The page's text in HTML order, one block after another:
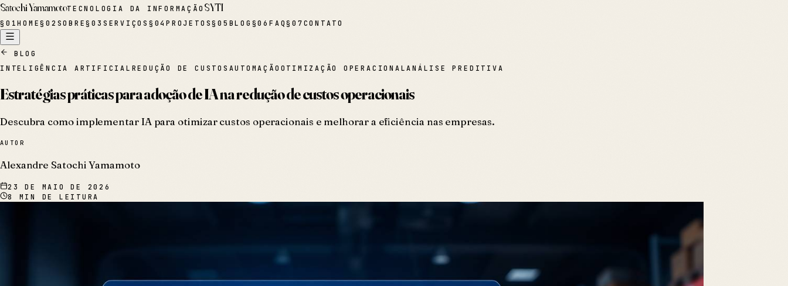
Satochi YamamotoTECNOLOGIA DA INFORMAÇÃO SYTI
§ 01HOME§02 SOBRE§03 SERVIÇOS § 04PROJETOS§05 BLOG §06 FAQ§07 CONTATO
BLOG
INTELIGÊNCIA ARTIFICIAL REDUÇÃO DE CUSTOS AUTOMAÇÃO OTIMIZAÇÃO OPERACIONALANÁLISE PREDITIVA
Estratégias práticas para adoção de IA na redução de custos operacionais
Descubra como implementar IA para otimizar custos operacionais e melhorar a eficiência nas empresas.
AUTOR
Alexandre Satochi Yamamoto
23 DE MAIO DE 2026
8
MIN DE LEITURA